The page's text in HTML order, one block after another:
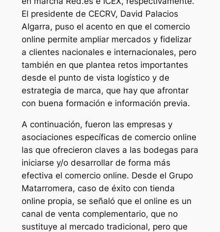
El presidente de CECRV, David Palacios
Algarra, puso el acento en que el comercio
online permite ampliar mercados y fidelizar
a clientes nacionales e internacionales, pero
también en que plantea retos importantes
desde el punto de vista logístico y de
estrategia de marca, que hay que afrontar
con buena formación e información previa.
A continuación, fueron las empresas y
asociaciones específicas de comercio online
las que ofrecieron claves a las bodegas para
iniciarse y/o desarrollar de forma más
efectiva el comercio online. Desde el Grupo
Matarromera, caso de éxito con tienda
online propia, se señaló que el online es un
canal de venta complementario, que no
sustituye al mercado tradicional, pero que